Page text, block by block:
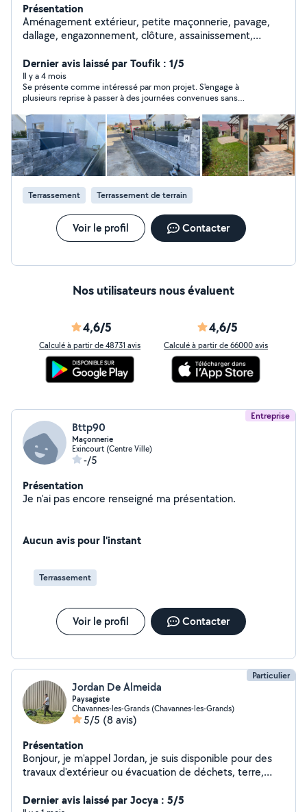
Présentation
Aménagement extérieur, petite maçonnerie, pavage,
dallage, engazonnement, clôture, assainissement,
Dernier avis laissé par Toufik : 1/5
Il y a 4 mois
Se présente comme intéressé par mon projet. S'engage à
plusieurs reprise à passer à des journées convenues sans
déconseille du fait du manque de sérieux.
Terrassement Terrassement de terrain
Voir le profil Contacter
Nos utilisateurs nous évaluent
4,6/5
Calculé à partir de 48731 avis
4,6/5
Calculé à partir de 66000 avis
Entreprise
Bttp90
Maçonnerie
Exincourt (Centre Ville)
-/5
Présentation
Je n'ai pas encore renseigné ma présentation.
Aucun avis pour l'instant
Terrassement
Voir le profil Contacter
Particulier
Jordan De Almeida
Paysagiste
Chavannes-les-Grands (Chavannes-les-Grands)
5/5 (8 avis)
Présentation
Bonjour, je m'appel Jordan, je suis disponible pour des
travaux d'extérieur ou évacuation de déchets, terre,
Dernier avis laissé par Jocya : 5/5